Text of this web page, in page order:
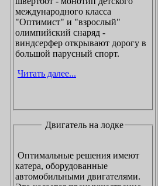
международного класса
"Оптимист" и "взрослый"
олимпийский снаряд -
виндсерфер открывают дорогу в
большой парусный спорт.
Читать далее...
Двигатель на лодке
Оптимальные решения имеют
катера, оборудованные
автомобильными двигателями.